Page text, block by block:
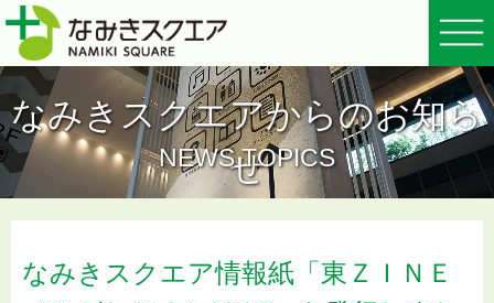
なみきスクエアからのお知ら
せ
NEWS TOPICS
なみきスクエア情報紙「東ＺＩＮＥ